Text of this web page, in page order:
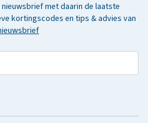
met daarin de laatste
kortingscodes en tips & advies van